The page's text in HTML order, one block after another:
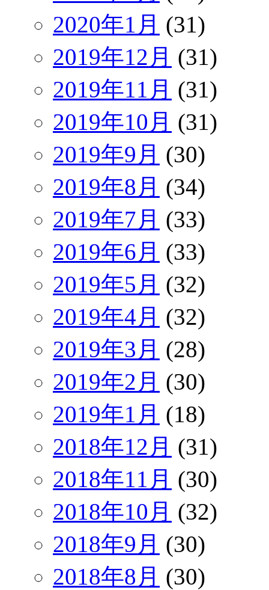
2020年1月 (31)
2019年12月 (31)
2019年11月 (31)
2019年10月 (31)
2019年9月 (30)
2019年8月 (34)
2019年7月 (33)
2019年6月 (33)
2019年5月 (32)
2019年4月 (32)
2019年3月 (28)
2019年2月 (30)
2019年1月 (18)
2018年12月 (31)
2018年11月 (30)
2018年10月 (32)
2018年9月 (30)
2018年8月 (30)